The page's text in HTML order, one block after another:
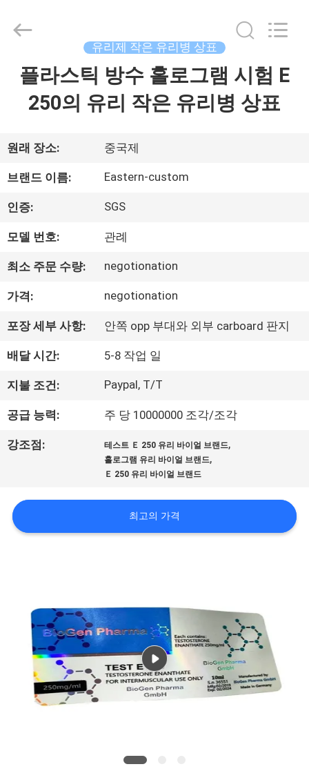
품
우
리
하
여
공
장
여
품
2017
Industry
유리제 작은 유리병 상표
플라스틱 방수 홀로그램 시험 E
250의 유리 작은 유리병 상표
원래 장소: 중국제
브랜드 이름: Eastern-custom
인증: SGS
모델 번호: 관례
최소 주문 수량: negotionation
가격: negotionation
포장 세부 사항: 안쪽 opp 부대와 외부 carboard 판지
배달 시간: 5-8 작업 일
지불 조건: Paypal, T/T
공급 능력: 주 당 10000000 조각/조각
강조점: 테스트 Ｅ 250 유리 바이얼 브랜드,
홀로그램 유리 바이얼 브랜드,
Ｅ 250 유리 바이얼 브랜드
최고의 가격